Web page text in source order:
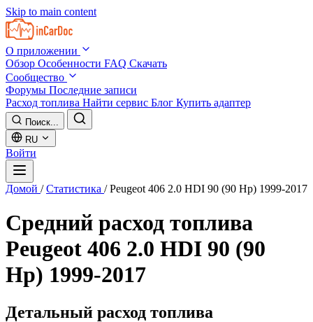
Skip to main content
О приложении
Обзор Особенности FAQ Скачать
Сообщество
Форумы Последние записи
Расход топлива Найти сервис Блог Купить адаптер
Поиск...
RU
Войти
Домой / Статистика / Peugeot 406 2.0 HDI 90 (90 Hp) 1999-2017
Средний расход топлива
Peugeot 406 2.0 HDI 90 (90
Hp) 1999-2017
Детальный расход топлива